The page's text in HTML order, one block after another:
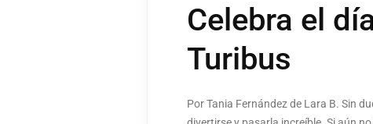
Celebra el
Turibus
Por Tania Fernández de Lara B. Sin